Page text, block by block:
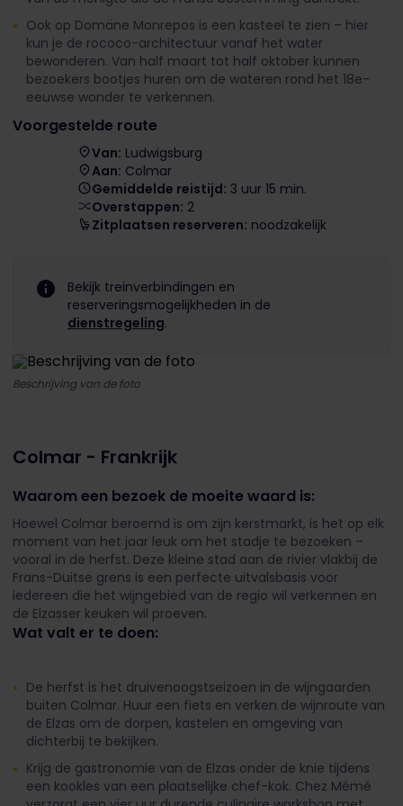
Ook op Domäne Monrepos is een kasteel te zien – hier
kun je de rococo-architectuur vanaf het water
bewonderen. Van half maart tot half oktober kunnen
bezoekers bootjes huren om de wateren rond het 18e-
eeuwse wonder te verkennen.
Voorgestelde route
Van: Ludwigsburg
Aan: Colmar
Gemiddelde reistijd: 3 uur 15 min.
Overstappen: 2
Zitplaatsen reserveren: noodzakelijk
Bekijk treinverbindingen en
reserveringsmogelijkheden in de
dienstregeling.
Beschrijving van de foto
Colmar - Frankrijk
Waarom een bezoek de moeite waard is:
Hoewel Colmar beroemd is om zijn kerstmarkt, is het op elk
moment van het jaar leuk om het stadje te bezoeken –
vooral in de herfst. Deze kleine stad aan de rivier vlakbij de
Frans-Duitse grens is een perfecte uitvalsbasis voor
iedereen die het wijngebied van de regio wil verkennen en
de Elzasser keuken wil proeven.
Wat valt er te doen:
De herfst is het druivenoogstseizoen in de wijngaarden
buiten Colmar. Huur een fiets en verken de wijnroute van
de Elzas om de dorpen, kastelen en omgeving van
dichterbij te bekijken.
Krijg de gastronomie van de Elzas onder de knie tijdens
een kookles van een plaatselijke chef-kok. Chez Mémé